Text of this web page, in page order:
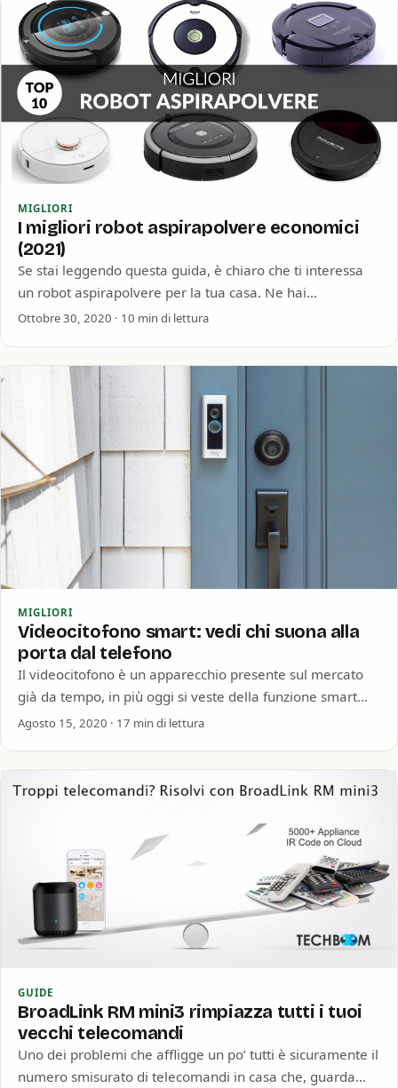
MIGLIORI
I migliori robot aspirapolvere economici
(2021)
Se stai leggendo questa guida, è chiaro che ti interessa
un robot aspirapolvere per la tua casa. Ne hai
abbastanza di lottare contro la…
Ottobre 30, 2020 · 10 min di lettura
MIGLIORI
Videocitofono smart: vedi chi suona alla
porta dal telefono
Il videocitofono è un apparecchio presente sul mercato
già da tempo, in più oggi si veste della funzione smart
che gli consente…
Agosto 15, 2020 · 17 min di lettura
GUIDE
BroadLink RM mini3 rimpiazza tutti i tuoi
vecchi telecomandi
Uno dei problemi che affligge un po’ tutti è sicuramente il
numero smisurato di telecomandi in casa che, guarda